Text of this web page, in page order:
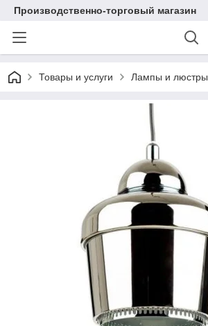
Производственно-торговый магазин
Товары и услуги Лампы и люстры